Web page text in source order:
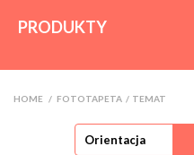
PRODUKTY
HOME FOTOTAPETA >TEMAT
Orientacja